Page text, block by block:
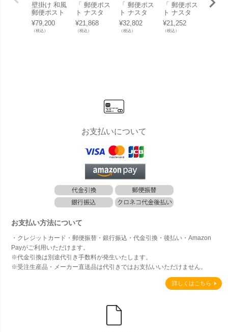
壁掛け 和風
郵便ポスト
「D-POST
ディーポス
ト 03」 郵
¥79,200
（税込）
「 郵便ポス
ト ナスタ
ディオール
（Nasta D-
ALL） W28
ン・集合住
宅向け 郵便
壁埋込
¥21,868
（税込）
「 郵便ポス
ト ナスタ
ディオール
（Nasta D-
ALL） W28
宅向け 郵便
¥32,802
（税込）
「 郵便ポス
ト ナスタ
ディオール
（Nasta D-
ALL） W36
¥21,252
（税込）
「 郵
お支払いについて
お支払い方法について
・クレジットカード・郵便振替・銀行振込・代金引換・後払い・Amazon
Payがご利用いただけます。
※代金引換は別途代引き手数料が発生いたします。
※受注生産品・メーカー直送品は代引きではお支払いいただけません。
詳しくはこちら